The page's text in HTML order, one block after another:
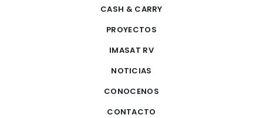
CASH & CARRY
PROYECTOS
IMASAT RV
NOTICIAS
CONOCENOS
CONTACTO